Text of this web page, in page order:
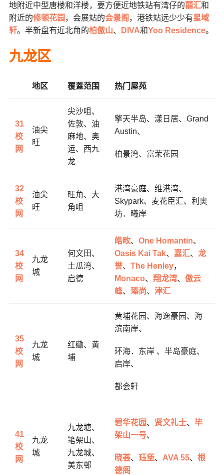
地附近中型唐楼和洋楼，要方便近地铁站有湾仔的囍汇和
附近的修顿花园 ，会展站的会景阁 ，港铁站远少少有星域
轩。半新盘有近北角的柏傲山、 DIVA和Yoo Residence。
九龙区
地区 覆蓋范围 热门屋苑
31
校
网
油尖
旺
尖沙咀、
佐敦、油
麻地、奥
运、西九
龙
擎天半岛、 漾日居、 Grand
Austin、
柏景湾、 富荣花园
32
校
网
油尖
旺
旺角、大
角咀
港湾豪庭、维港湾、
Skypark、麦花臣汇、利奥
坊．曦岸
34
校
网
九龙
城
何文田、
土瓜湾、
启德
皓畋、 One Homantin、
Oasis Kai Tak、 嘉汇、 龙
誉、 The Henley，
Monaco、 翔龙湾、 傲云
峰、 瑧尚、 津汇
35
校
网
九龙
城
红磡、黄
埔
黄埔花园、 海逸豪园、 海
滨南岸、
环海．东岸、 半岛豪庭、
启岸、
都会轩
41
校
网
九龙
城
九龙塘、
笔架山、
九龙城、
美东邨
碧华花园、 贤文礼士、 毕
架山一号、
晓荟、 珏堡、 AVA 55、 根
德阁